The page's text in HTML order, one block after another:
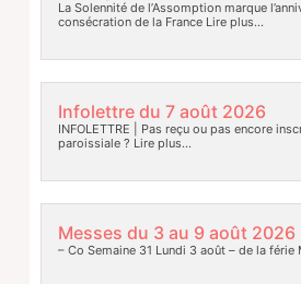
La Solennité de l’Assomption marque
consécration de la FranceLire plus…
Infolettre du 7 août 2026
INFOLETTRE | Pas reçu ou pas encore
paroissiale ? Lire plus…
Messes du 3 au 9 août 2026
– Co Semaine 31 Lundi 3 août – de la férie